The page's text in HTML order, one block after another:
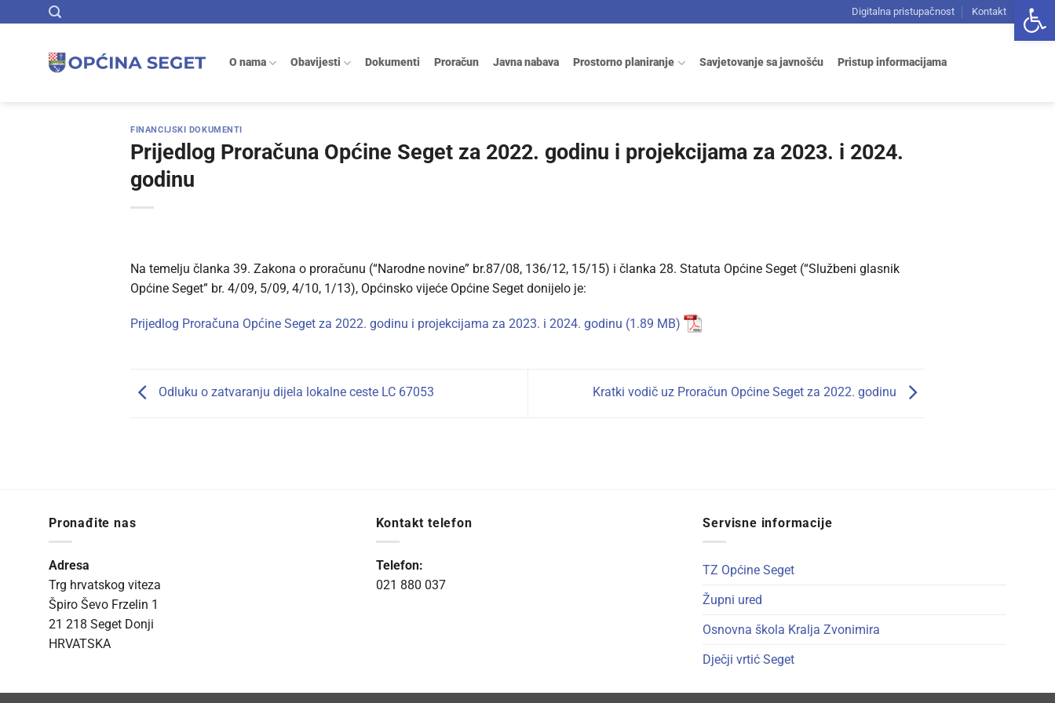
to
Digitalna pristupačnost Kontakt
O nama Obavijesti Dokumenti Proračun Javna nabava Prostorno planiranje Savjetovanje sa javnošću Pristup informacijama
FINANCIJSKI DOKUMENTI
Prijedlog Proračuna Općine Seget za 2022. godinu i projekcijama za 2023. i 2024.
godinu
Na temelju članka 39. Zakona o proračunu (“Narodne novine” br.87/08, 136/12, 15/15) i članka 28. Statuta Općine Seget (“Službeni glasnik
Općine Seget” br. 4/09, 5/09, 4/10, 1/13), Općinsko vijeće Općine Seget donijelo je:
Prijedlog Proračuna Općine Seget za 2022. godinu i projekcijama za 2023. i 2024. godinu
Odluku o zatvaranju dijela lokalne ceste LC 67053 Kratki vodič uz Proračun Općine Seget za 2022. godinu
Pronađite nas
Adresa
Trg hrvatskog viteza
Špiro Ševo Frzelin 1
21 218 Seget Donji
HRVATSKA
Kontakt telefon
Telefon:
021 880 037
Servisne informacije
TZ Općine Seget
Župni ured
Osnovna škola Kralja Zvonimira
Dječji vrtić Seget